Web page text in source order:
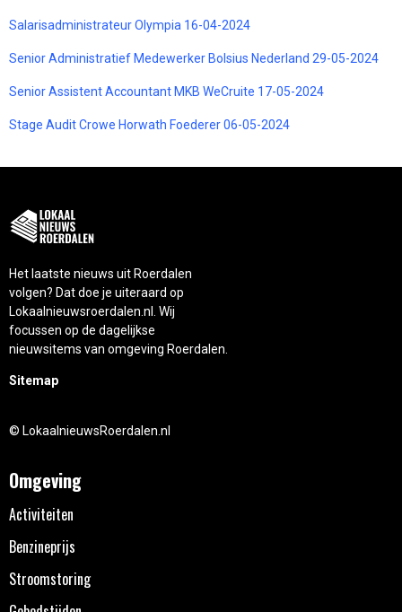
Salarisadministrateur Olympia 16-04-2024
Senior Administratief Medewerker Bolsius Nederland 29-05-2024
Senior Assistent Accountant MKB WeCruite 17-05-2024
Stage Audit Crowe Horwath Foederer 06-05-2024
Het laatste nieuws uit Roerdalen
volgen? Dat doe je uiteraard op
Lokaalnieuwsroerdalen.nl. Wij
focussen op de dagelijkse
nieuwsitems van omgeving Roerdalen.
Sitemap
© LokaalnieuwsRoerdalen.nl
Omgeving
Activiteiten
Benzineprijs
Stroomstoring